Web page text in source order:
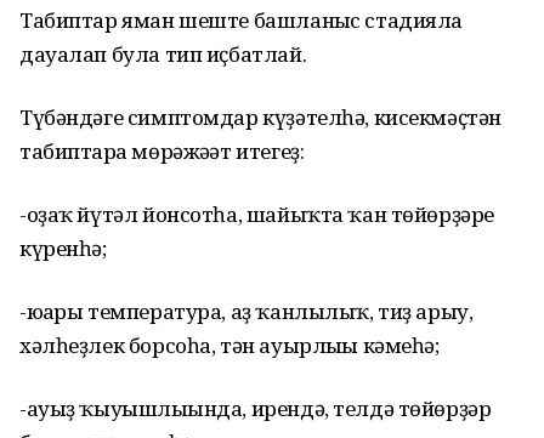
Табиптар яман шеште башланғыс стадияла
дауалап була тип иҫбатлай.
Түбәндәге симптомдар күҙәтелһә, кисекмәҫтән
табиптарға мөрәжәғәт итегеҙ:
-оҙаҡ йүтәл йонсотһа, шайыҡта ҡан төйөрҙәре
күренһә;
-юғары температура, аҙ ҡанлылыҡ, тиҙ арыу,
хәлһеҙлек борсоһа, тән ауырлығы кәмеһә;
-ауыҙ ҡыуышлығында, ирендә, телдә төйөрҙәр